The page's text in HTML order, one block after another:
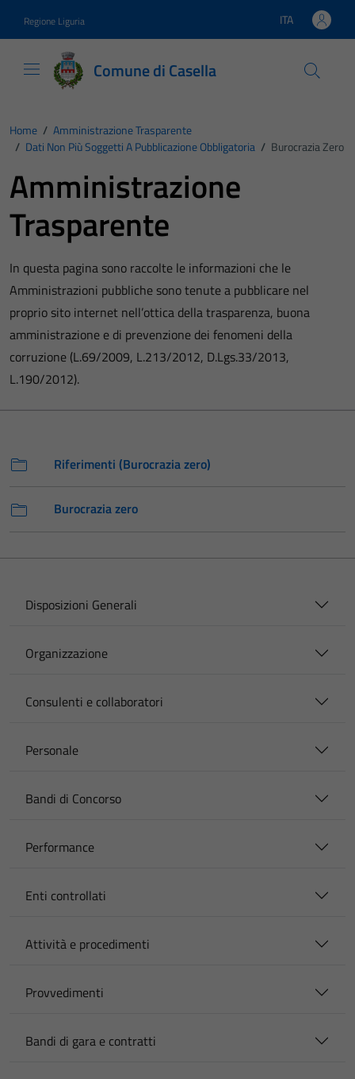
Regione Liguria Lingua attiva:
ITA
Comune di Casella
Home / Amministrazione Trasparente
/ Dati Non Più Soggetti A Pubblicazione Obbligatoria / Burocrazia Zero
Amministrazione
Trasparente
In questa pagina sono raccolte le informazioni che le
Amministrazioni pubbliche sono tenute a pubblicare nel
proprio sito internet nell’ottica della trasparenza, buona
amministrazione e di prevenzione dei fenomeni della
corruzione (L.69/2009, L.213/2012, D.Lgs.33/2013,
L.190/2012).
Riferimenti (Burocrazia zero)
Burocrazia zero
Disposizioni Generali
Organizzazione
Consulenti e collaboratori
Personale
Bandi di Concorso
Performance
Enti controllati
Attività e procedimenti
Provvedimenti
Bandi di gara e contratti